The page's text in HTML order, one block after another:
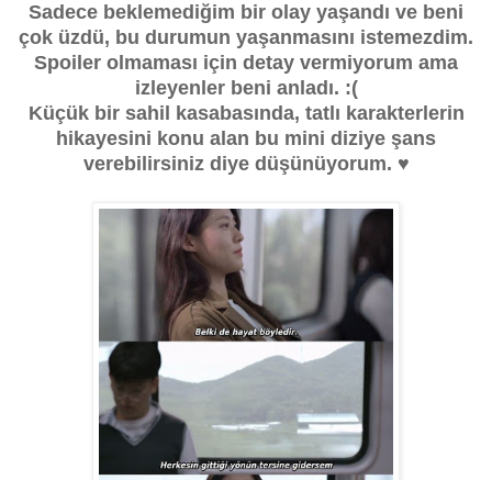
Sadece beklemediğim bir olay yaşandı ve beni
çok üzdü, bu durumun yaşanmasını istemezdim.
Spoiler olmaması için detay vermiyorum ama
izleyenler beni anladı. :(
Küçük bir sahil kasabasında, tatlı karakterlerin
hikayesini konu alan bu mini diziye şans
verebilirsiniz diye düşünüyorum. ♥